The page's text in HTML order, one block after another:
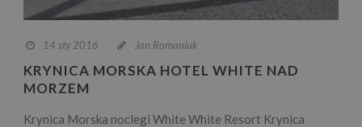
14 sty 2016 Jan Romaniuk
KRYNICA MORSKA HOTEL WHITE NAD
MORZEM
Krynica Morska noclegi White White Resort Krynica